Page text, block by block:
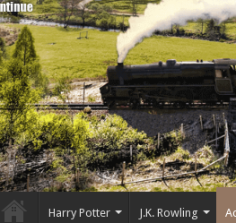
Harry Potter J.K. Rowling